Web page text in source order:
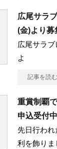
広尾サラ
(金)より募
広尾サラ
よ
記事を読む
重賞制覇
申込受付中
先日行わ
利を飾りま